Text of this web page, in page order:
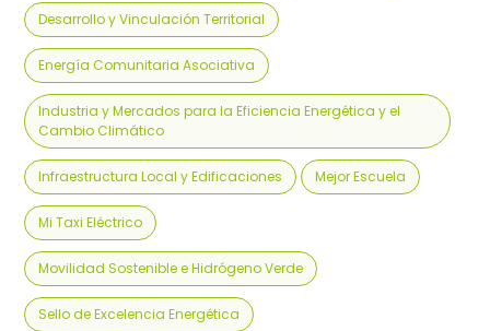
Desarrollo y Vinculación Territorial
Energía Comunitaria Asociativa
Industria y Mercados para la Eficiencia Energética y el
Cambio Climático
Infraestructura Local y Edificaciones Mejor Escuela
Mi Taxi Eléctrico
Movilidad Sostenible e Hidrógeno Verde
Sello de Excelencia Energética